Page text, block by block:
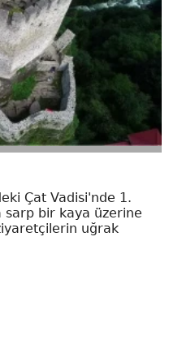
Çat Vadisi'nde 1.
sarp bir kaya üzerine
uğrak